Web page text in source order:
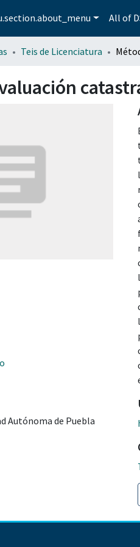
All of
Teis de Licenciatura
Autónoma de Puebla